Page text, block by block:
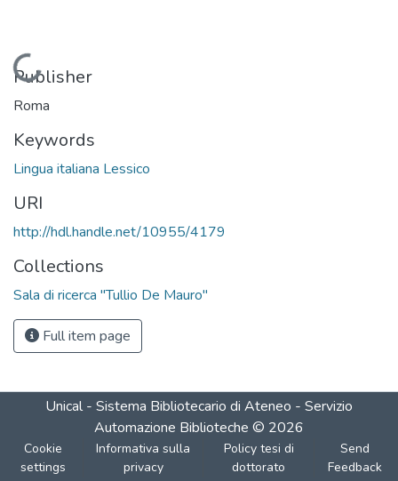
Loading...
Publisher
Roma
Keywords
Lingua italiana Lessico
URI
http://hdl.handle.net/10955/4179
Collections
Sala di ricerca "Tullio De Mauro"
Full item page
Unical - Sistema Bibliotecario di Ateneo - Servizio
Automazione Biblioteche © 2026
Cookie
settings
Informativa sulla
privacy
Policy tesi di
dottorato
Send
Feedback